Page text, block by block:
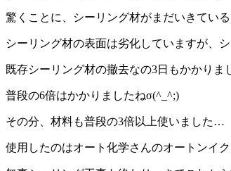
驚くことに、シーリング材がまだいきてい
シーリング材の表面は劣化していますが、
既存シーリング材の撤去なの3日もかかりま
普段の6倍はかかりましたねσ(^_^;)
その分、材料も普段の3倍以上使いました…
使用したのはオート化学さんのオートンイク